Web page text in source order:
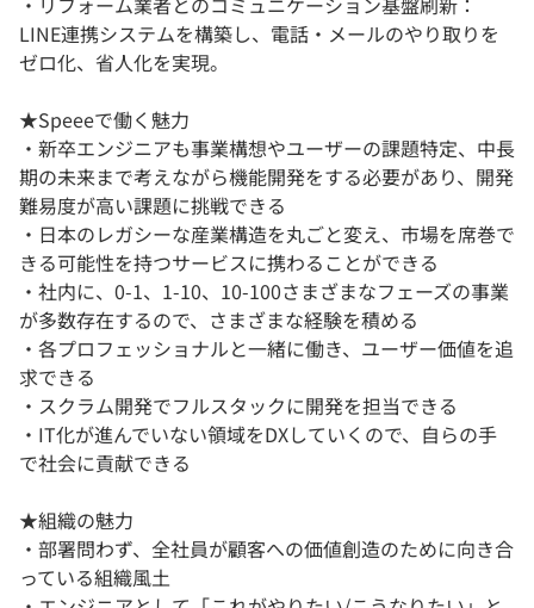
LINE連携システムを構築し、電話・メールのやり取りを
ゼロ化、省人化を実現。
★Speeeで働く魅力
・新卒エンジニアも事業構想やユーザーの課題特定、中長
期の未来まで考えながら機能開発をする必要があり、開発
難易度が高い課題に挑戦できる
・日本のレガシーな産業構造を丸ごと変え、市場を席巻で
きる可能性を持つサービスに携わることができる
・社内に、0-1、1-10、10-100さまざまなフェーズの事業
が多数存在するので、さまざまな経験を積める
・各プロフェッショナルと一緒に働き、ユーザー価値を追
求できる
・スクラム開発でフルスタックに開発を担当できる
・IT化が進んでいない領域をDXしていくので、自らの手
で社会に貢献できる
★組織の魅力
・部署問わず、全社員が顧客への価値創造のために向き合
っている組織風土